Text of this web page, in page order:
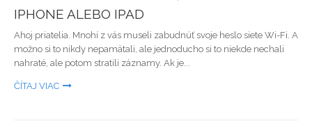
IPHONE ALEBO IPAD
Ahoj priatelia. Mnohí z vás museli zabudnúť svoje heslo siete Wi-Fi. A
možno si to nikdy nepamätali, ale jednoducho si to niekde nechali
nahraté, ale potom stratili záznamy. Ak je...
ČÍTAJ VIAC